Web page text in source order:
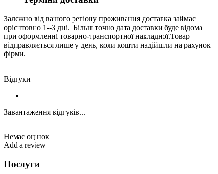
Залежно від вашого регіону проживання доставка займає
орієнтовно 1--3 дні. Більш точно дата доставки буде відома
при оформленні товарно-транспортної накладної.Товар
відправляється лише у день, коли кошти надійшли на рахунок
фірми.
Відгуки
Завантаження відгуків...
Немає оцінок
Add a review
Послуги